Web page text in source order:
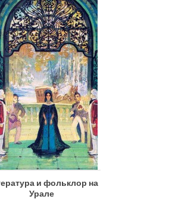
и фольклор на
Урале